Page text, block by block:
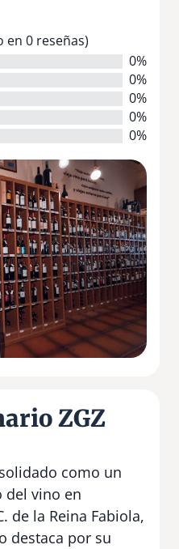
en 0 reseñas)
0%
0%
0%
0%
0%
ZGZ
como un
del vino en
de la Reina Fabiola,
destaca por su